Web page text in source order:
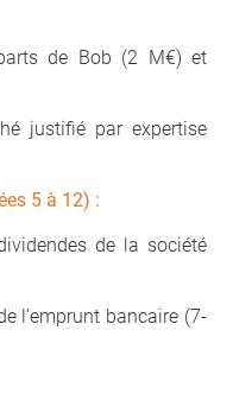
de Bob (2 M€) et
justifié par expertise
5 à 12) :
de la société
l’emprunt bancaire (7-